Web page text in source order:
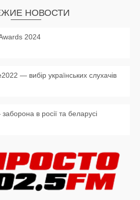
НОВОСТИ
2024
— вибір українських слухачів
в росії та беларусі